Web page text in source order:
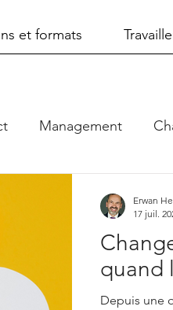
et formats
Management
quand
Depuis une
Erwan
17 juil.